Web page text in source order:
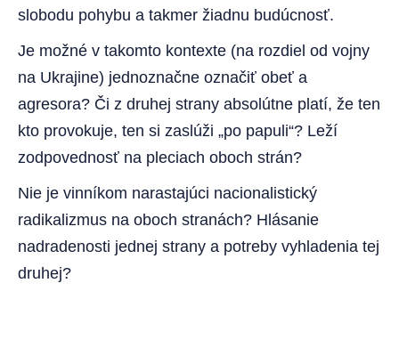
slobodu pohybu a takmer žiadnu budúcnosť.
Je možné v takomto kontexte (na rozdiel od vojny
na Ukrajine) jednoznačne označiť obeť a
agresora? Či z druhej strany absolútne platí, že ten
kto provokuje, ten si zaslúži „po papuli“? Leží
zodpovednosť na pleciach oboch strán?
Nie je vinníkom narastajúci nacionalistický
radikalizmus na oboch stranách? Hlásanie
nadradenosti jednej strany a potreby vyhladenia tej
druhej?